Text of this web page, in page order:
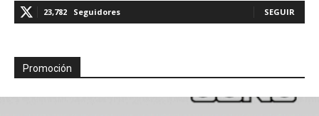
23,782 Seguidores SEGUIR
Promoción